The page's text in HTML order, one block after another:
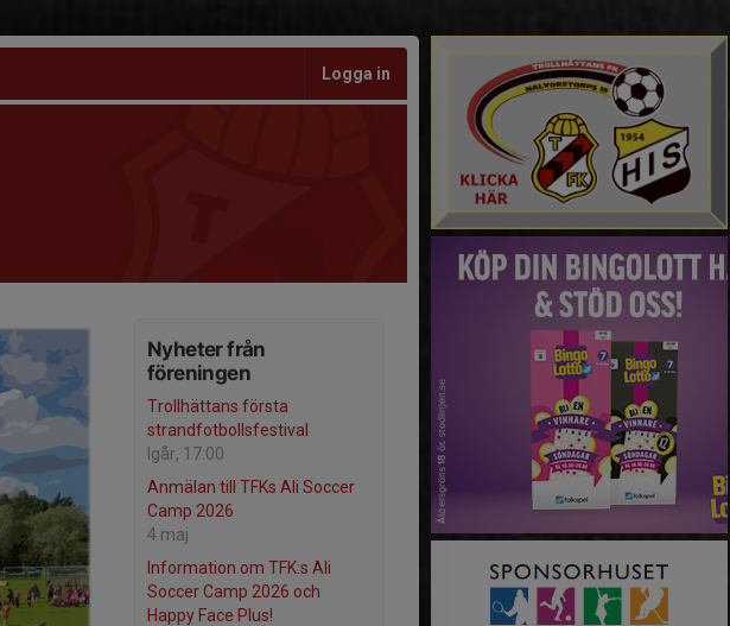
Logga in
Nyheter från
föreningen
Trollhättans första
strandfotbollsfestival
Igår, 17:00
Anmälan till TFKs Ali Soccer
Camp 2026
4 maj
Information om TFK:s Ali
Soccer Camp 2026 och
Happy Face Plus!